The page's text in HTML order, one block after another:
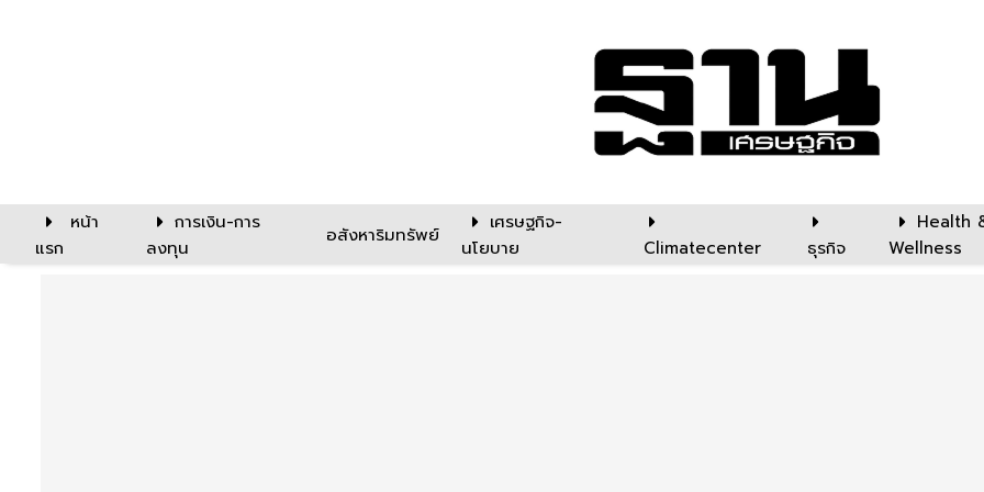
หน้า
แรก
การเงิน-การ
ลงทุน
อสังหาริมทรัพย์
เศรษฐกิจ-
นโยบาย
Climatecenter ธุรกิจ
Health
Wellness